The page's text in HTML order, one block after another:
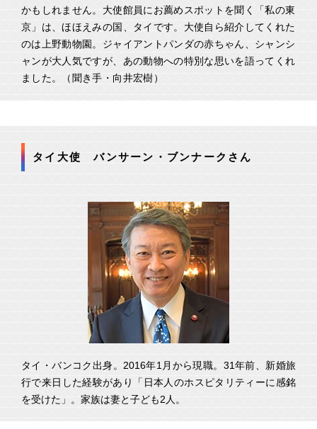
かもしれません。大使館員にお薦めスポットを聞く「私の東
京」は、ほほえみの国、タイです。大使自ら紹介してくれた
のは上野動物園。ジャイアントパンダの赤ちゃん、シャンシ
ャンが大人気ですが、あの動物への特別な思いを語ってくれ
ました。（聞き手・向井宏樹）
タイ大使 バンサーン・ブンナークさん
タイ・バンコク出身。2016年1月から現職。31年前、新婚旅
行で来日した経験があり「日本人のホスピタリティーに感銘
を受けた」。家族は妻と子ども2人。